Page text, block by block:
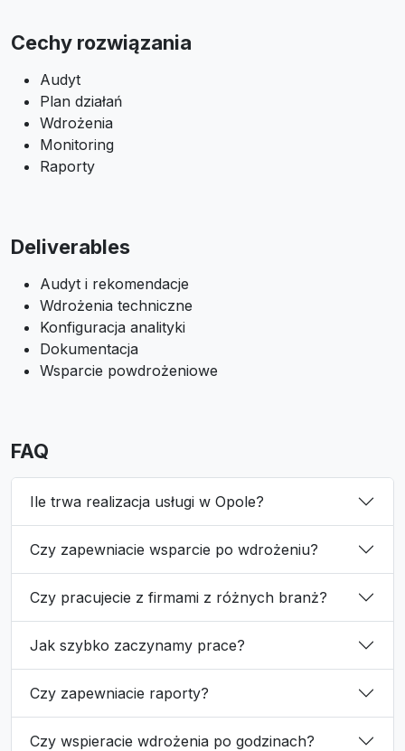
Cechy rozwiązania
Audyt
Plan działań
Wdrożenia
Monitoring
Raporty
Deliverables
Audyt i rekomendacje
Wdrożenia techniczne
Konfiguracja analityki
Dokumentacja
Wsparcie powdrożeniowe
FAQ
Ile trwa realizacja usługi w Opole?
Czy zapewniacie wsparcie po wdrożeniu?
Czy pracujecie z firmami z różnych branż?
Jak szybko zaczynamy prace?
Czy zapewniacie raporty?
Czy wspieracie wdrożenia po godzinach?